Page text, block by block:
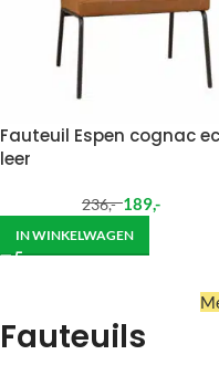
Fauteuil Espen cognac
leer
236,- 189,-
IN WINKELWAGEN
Fauteuils